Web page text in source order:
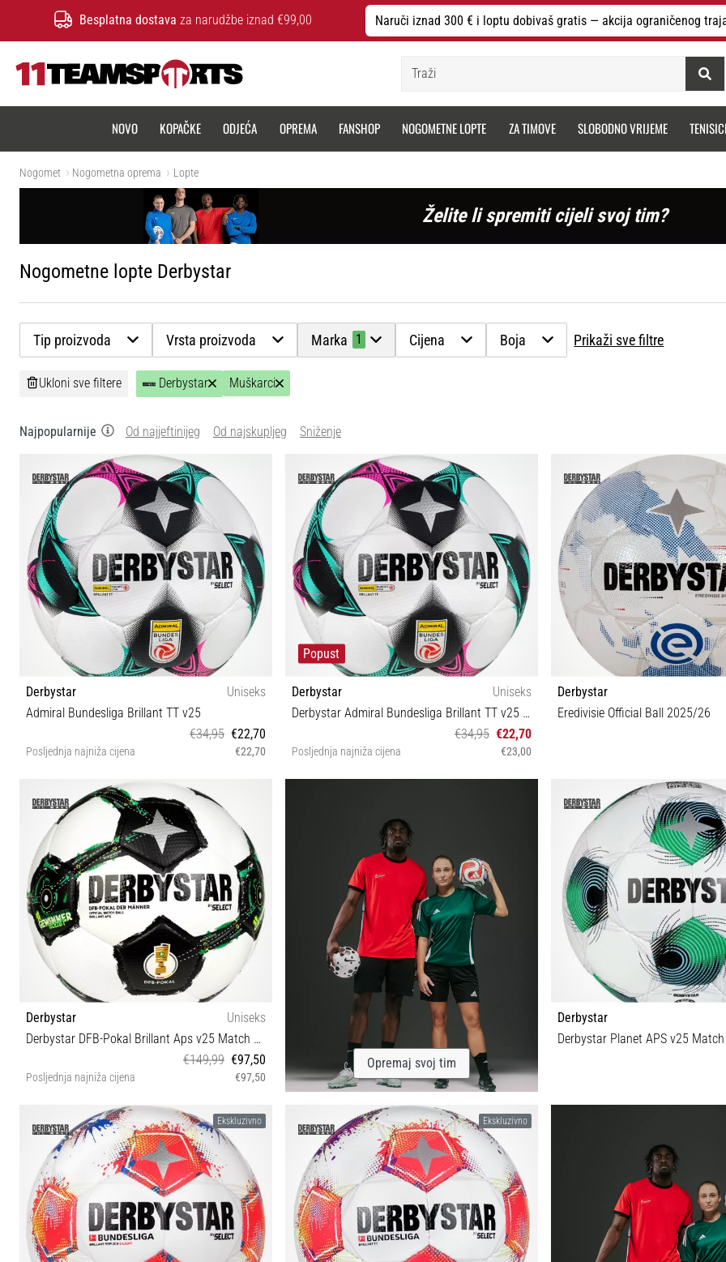
Besplatna dostava za narudžbe iznad €99,00 Naruči iznad 300 € i loptu dobivaš gratis — akcija ograničenog
NOVO KOPAČKE ODJEĆA OPREMA FANSHOP NOGOMETNE LOPTE ZA TIMOVE SLOBODNO VRIJEME
Nogomet Nogometna oprema Lopte
Želite li spremiti cijeli svoj tim?
Nogometne lopte Derbystar
Tip proizvoda Vrsta proizvoda Marka 1 Cijena Boja Prikaži sve filtre
Ukloni sve filtere Derbystar Muškarci
Najpopularnije Od najjeftinijeg Od najskupljeg Sniženje
Derbystar
Uniseks
Admiral Bundesliga Brillant TT v25
€34,95 €22,70
Posljednja najniža cijena €22,70
Popust
Derbystar
Uniseks
Derbystar Admiral Bundesliga Brillant TT v25 Training Ball
€34,95 €22,70
Posljednja najniža cijena €23,00
Derbystar
Eredivisie Official Ball 2025/26
5
Derbystar
Uniseks
Derbystar DFB-Pokal Brillant Aps v25 Match Ball
€149,99 €97,50
Posljednja najniža cijena €97,50
Opremaj svoj tim
Derbystar
Derbystar Planet APS v25
Ekskluzivno Ekskluzivno